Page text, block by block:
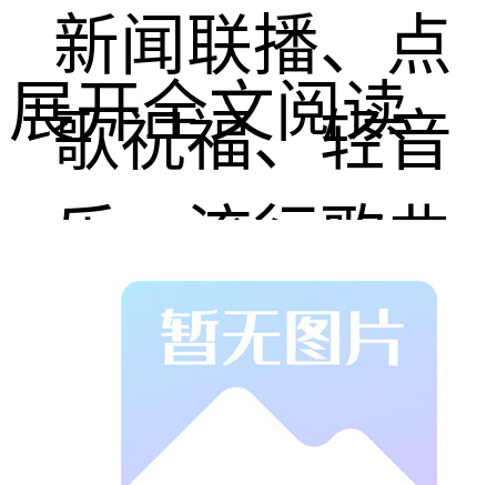
新闻联播、点
歌祝福、轻音
乐、流行歌曲
等，有效缓解
师生的生活、
展开全文阅读